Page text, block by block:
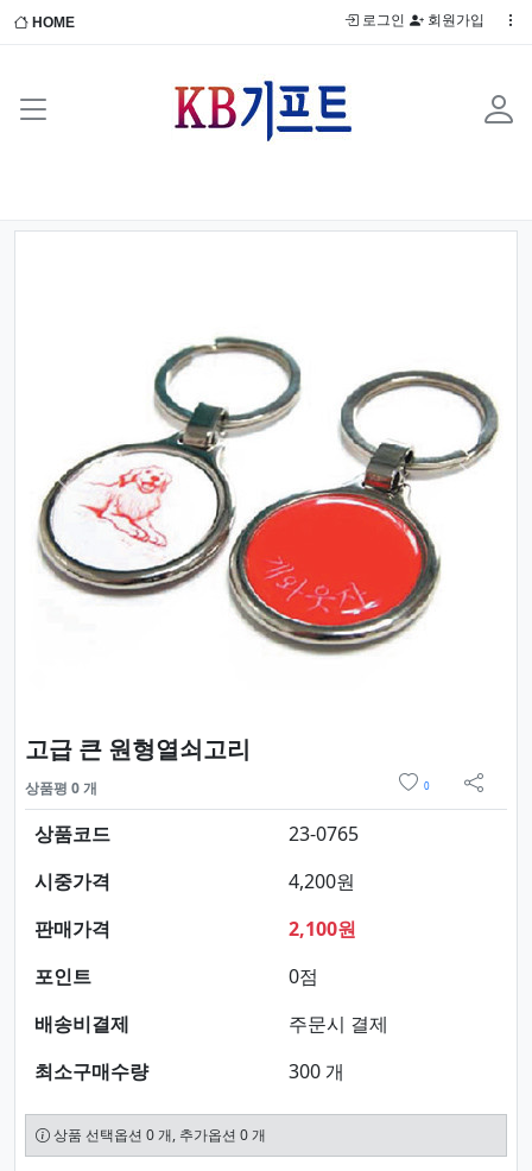
HOME 로그인 회원가입
Previous
고급 큰 원형열쇠고리
상품평 0 개 0
sns 공
상품코드
23-0765
시중가격
4,200원
판매가격
2,100원
포인트
0점
배송비결제
주문시 결제
최소구매수량
300 개
상품 선택옵션 0 개, 추가옵션 0 개